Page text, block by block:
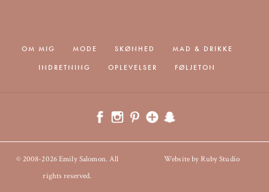
OM MIG MODE SKØNHED
MAD & DRIKKE
INDRETNING
OPLEVELSER FØLJETON
© 2008-2026 Emily Salomon. All
rights reserved.
Website by Ruby Studio